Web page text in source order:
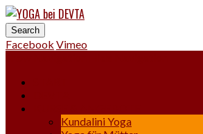
Yoga | Osteo-Thai-Massage
Facebook Vimeo
Kundalini Yoga